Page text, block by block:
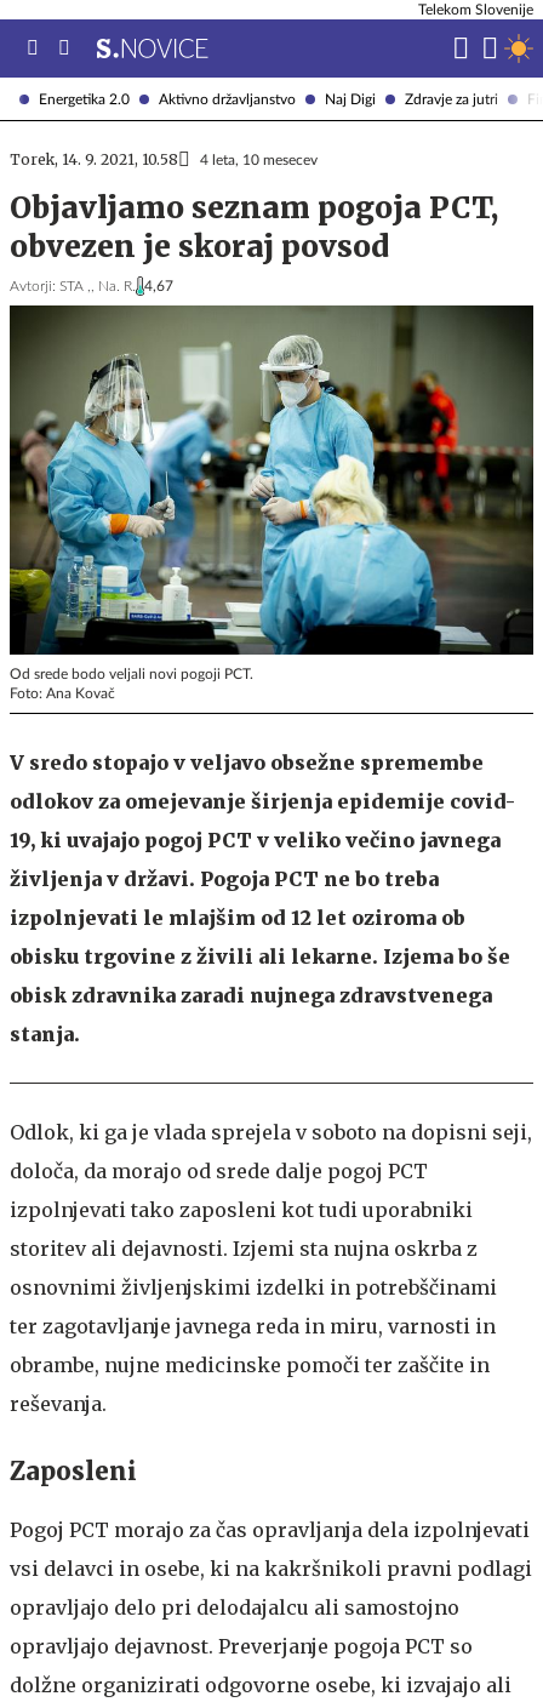
Energetika 2.0 Aktivno državljanstvo Naj Digi Zdravje za jutri
Telekom Slovenije
Torek, 14. 9. 2021, 10.58 4 leta, 10 mesecev
Objavljamo seznam pogoja PCT,
obvezen je skoraj povsod
Avtorji: STA ,, Na. R. 4,67
Od srede bodo veljali novi pogoji PCT.
Foto: Ana Kovač
V sredo stopajo v veljavo obsežne spremembe
odlokov za omejevanje širjenja epidemije covid-
19, ki uvajajo pogoj PCT v veliko večino javnega
življenja v državi. Pogoja PCT ne bo treba
izpolnjevati le mlajšim od 12 let oziroma ob
obisku trgovine z živili ali lekarne. Izjema bo še
obisk zdravnika zaradi nujnega zdravstvenega
stanja.
Odlok, ki ga je vlada sprejela v soboto na dopisni seji,
določa, da morajo od srede dalje pogoj PCT
izpolnjevati tako zaposleni kot tudi uporabniki
storitev ali dejavnosti. Izjemi sta nujna oskrba z
osnovnimi življenjskimi izdelki in potrebščinami
ter zagotavljanje javnega reda in miru, varnosti in
obrambe, nujne medicinske pomoči ter zaščite in
reševanja.
Zaposleni
Pogoj PCT morajo za čas opravljanja dela izpolnjevati
vsi delavci in osebe, ki na kakršnikoli pravni podlagi
opravljajo delo pri delodajalcu ali samostojno
opravljajo dejavnost. Preverjanje pogoja PCT so
dolžne organizirati odgovorne osebe, ki izvajajo ali